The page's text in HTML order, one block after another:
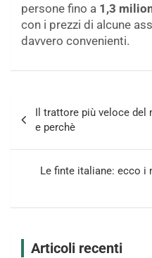
persone fino a 1,3
con i prezzi di alcune
davvero convenienti.
articoli
Il trattore più veloce
e perchè
Le finte italiane: ecco i
Articoli recenti